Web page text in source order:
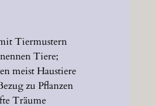
Tiermustern
Tiere;
meist Haustiere
zu Pflanzen
Träume